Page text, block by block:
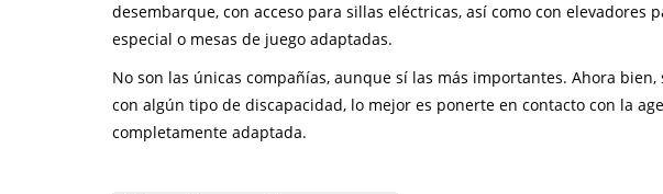
desembarque, con acceso para sillas eléctricas, así como con
especial o mesas de juego adaptadas.
No son las únicas compañías, aunque sí las más importantes. Ahora
con algún tipo de discapacidad, lo mejor es ponerte en contacto con la
completamente adaptada.